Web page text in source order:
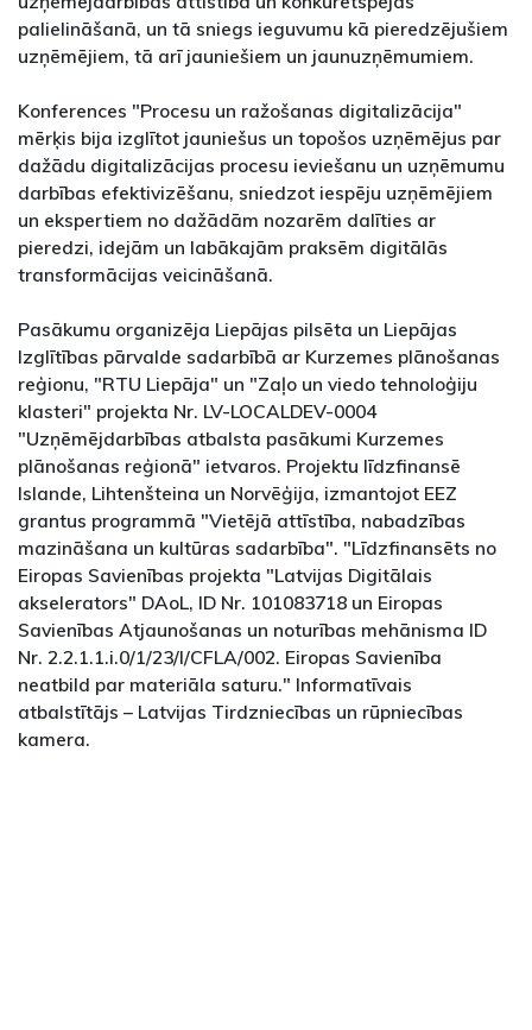
palielināšanā, un tā sniegs ieguvumu kā pieredzējušiem
uzņēmējiem, tā arī jauniešiem un jaunuzņēmumiem.
Konferences "Procesu un ražošanas digitalizācija"
mērķis bija izglītot jauniešus un topošos uzņēmējus par
dažādu digitalizācijas procesu ieviešanu un uzņēmumu
darbības efektivizēšanu, sniedzot iespēju uzņēmējiem
un ekspertiem no dažādām nozarēm dalīties ar
pieredzi, idejām un labākajām praksēm digitālās
transformācijas veicināšanā.
Pasākumu organizēja Liepājas pilsēta un Liepājas
Izglītības pārvalde sadarbībā ar Kurzemes plānošanas
reģionu, "RTU Liepāja" un "Zaļo un viedo tehnoloģiju
klasteri" projekta Nr. LV-LOCALDEV-0004
"Uzņēmējdarbības atbalsta pasākumi Kurzemes
plānošanas reģionā" ietvaros. Projektu līdzfinansē
Islande, Lihtenšteina un Norvēģija, izmantojot EEZ
grantus programmā "Vietējā attīstība, nabadzības
mazināšana un kultūras sadarbība". "Līdzfinansēts no
Eiropas Savienības projekta "Latvijas Digitālais
akselerators" DAoL, ID Nr. 101083718 un Eiropas
Savienības Atjaunošanas un noturības mehānisma ID
Nr. 2.2.1.1.i.0/1/23/I/CFLA/002. Eiropas Savienība
neatbild par materiāla saturu." Informatīvais
atbalstītājs – Latvijas Tirdzniecības un rūpniecības
kamera.